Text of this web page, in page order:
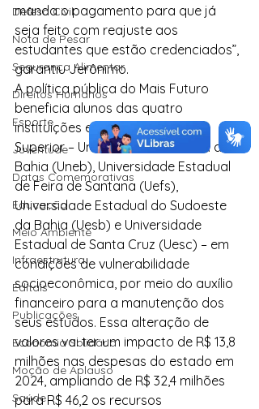
Defesa Civil
Nota de Pesar
Segurança Alimentar
Direitos Humanos
Esporte
Juventude
Datas Comemorativas
Educação
Meio Ambiente
Infraestrutura
Editais
Publicações
Economia Solidária
Moção de Aplauso
Saúde
manda o pagamento para que já
seja feito com reajuste aos
estudantes que estão credenciados”,
garantiu Jerônimo.
A política pública do Mais Futuro
beneficia alunos das quatro
instituições estaduais de Ensino
Superior – Universidade Estadual da
Bahia (Uneb), Universidade Estadual
de Feira de Santana (Uefs),
Universidade Estadual do Sudoeste
da Bahia (Uesb) e Universidade
Estadual de Santa Cruz (Uesc) – em
condições de vulnerabilidade
socioeconômica, por meio do auxílio
financeiro para a manutenção dos
seus estudos. Essa alteração de
valores vai ter um impacto de R$ 13,8
milhões nas despesas do estado em
2024, ampliando de R$ 32,4 milhões
para R$ 46,2 os recursos